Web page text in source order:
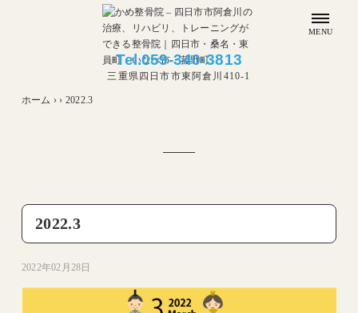
Tel.059-340-3813
三重県四日市市東阿倉川410-1
MENU
ホーム › › 2022.3
2022.3
2022年02月28日